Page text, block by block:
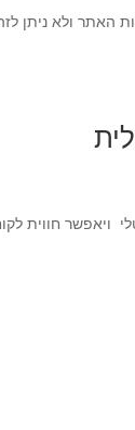
האתר ולא ניתן
ויאפשר חווית